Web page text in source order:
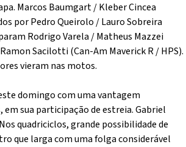
Marcos Baumgart / Kleber Cincea
por Pedro Queirolo / Lauro Sobreira
Rodrigo Varela / Matheus Mazzei
Sacilotti (Can-Am Maverick R / HPS).
vieram nas motos.
domingo com uma vantagem
sua participação de estreia. Gabriel
quadriciclos, grande possibilidade de
que larga com uma folga considerável